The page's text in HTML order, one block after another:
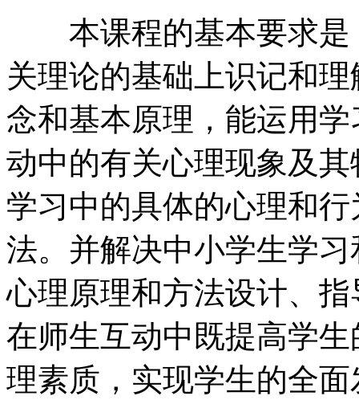
本课程的基本要求是
关理论的基础上识记和
念和基本原理，能运用
动中的有关心理现象及
学习中的具体的心理和
法。并解决中小学生学
心理原理和方法设计、
在师生互动中既提高学
理素质，实现学生的全面